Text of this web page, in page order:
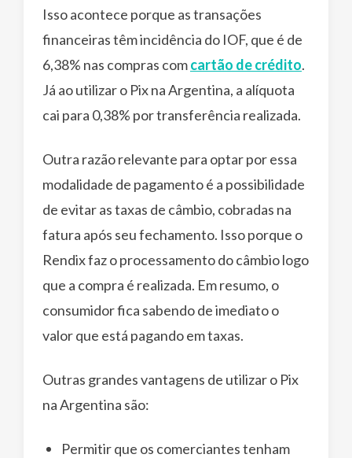
Isso acontece porque as transações
financeiras têm incidência do IOF, que é de
6,38% nas compras comcartão de crédito.
Já ao utilizar o Pix na Argentina, a alíquota
cai para 0,38% por transferência realizada.
Outra razão relevante para optar por essa
modalidade de pagamento é a possibilidade
de evitar as taxas de câmbio, cobradas na
fatura após seu fechamento. Isso porque o
Rendix faz o processamento do câmbio logo
que a compra é realizada. Em resumo, o
consumidor fica sabendo de imediato o
valor que está pagando em taxas.
Outras grandes vantagens de utilizar o Pix
na Argentina são:
Permitir que os comerciantes tenham